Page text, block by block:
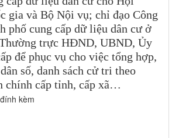
gia và Bộ Nội vụ; chỉ đạo Công
phố cung cấp dữ liệu dân cư ở
trực HĐND, UBND, Ủy
để phục vụ cho việc tổng hợp,
số, danh sách cử tri theo
chính cấp tỉnh, cấp xã…
kèm